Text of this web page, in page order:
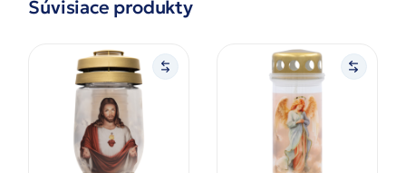
Súvisiace produkty